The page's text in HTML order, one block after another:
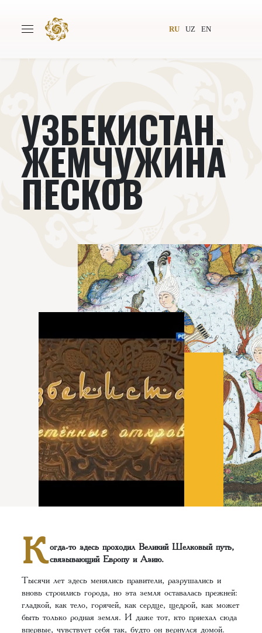
RU UZ EN
Авторы Всемирное общество
Издательство Новости
Проекты
Книги
УЗБЕКИСТАН.
ЖЕМЧУЖИНА
ПЕСКОВ
К огда-то здесь проходил Великий Шелковый путь,
связывающий Европу и Азию.
Тысячи лет здесь менялись правители, разрушались и
вновь строились города, но эта земля оставалась прежней:
гладкой, как тело, горячей, как сердце, щедрой, как может
быть только родная земля. И даже тот, кто приехал сюда
впервые, чувствует себя так, будто он вернулся домой.